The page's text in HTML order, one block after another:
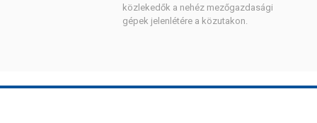
közlekedők a nehéz mezőgazdasági
gépek jelenlétére a közutakon.